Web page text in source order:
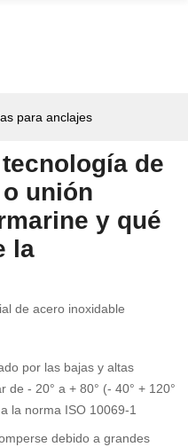
para anclajes
de
unión
y qué
la
de acero inoxidable
por las bajas y altas
- 20° a + 80° (- 40° + 120°
la norma ISO 10069-1
debido a grandes